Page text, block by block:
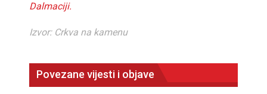
Dalmaciji.
Izvor: Crkva na kamenu
Povezane vijesti i objave